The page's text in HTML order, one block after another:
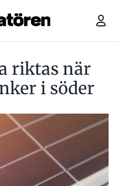
riktas när
i söder